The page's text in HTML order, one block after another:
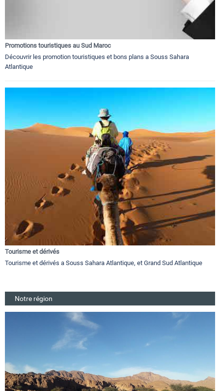
Promotions touristiques au Sud Maroc
Découvrir les promotion touristiques et bons plans a Souss Sahara
Atlantique
Tourisme et dérivés
Tourisme et dérivés a Souss Sahara Atlantique, et Grand Sud Atlantique
Notre région